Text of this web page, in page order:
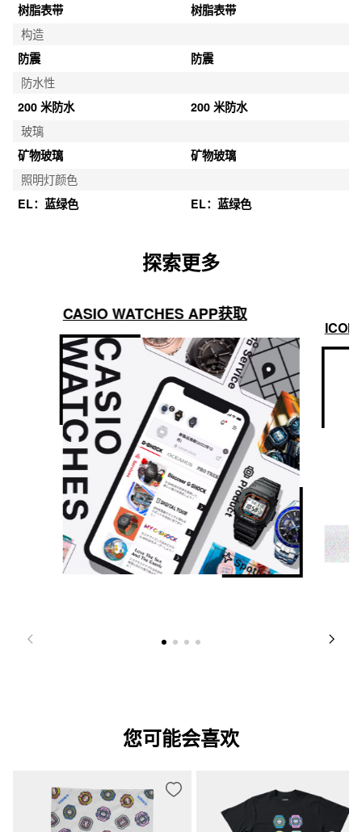
树脂表带
树脂表带
构造
防震
防震
防水性
200 米防水
200 米防水
玻璃
矿物玻璃
矿物玻璃
照明灯颜色
EL：蓝绿色
EL：蓝绿色
探索更多
CASIO WATCHES APP获取
您可能会喜欢